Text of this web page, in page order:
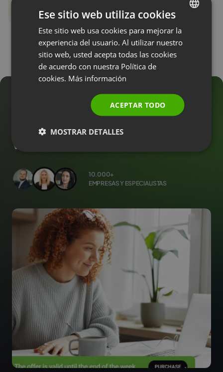
Convierte leads en
clientes durante el
webinar
10.000+
EMPRESAS Y ESPECIALISTAS
ENGLISH
FRENCH
RUSSIAN
SPANISH
Ese sitio web utiliza cookies
Este sitio web usa cookies para mejorar la
experiencia del usuario. Al utilizar nuestro
sitio web, usted acepta todas las cookies
de acuerdo con nuestra Política de
cookies. Más información
ACEPTAR TODO
MOSTRAR DETALLES